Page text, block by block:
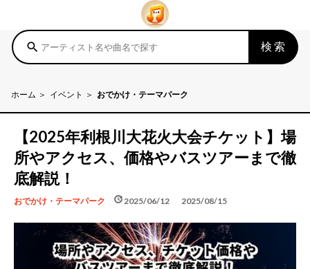
search 検索
ホーム イベント おでかけ・テーマパーク
【2025年利根川大花火大会チケット】場
所やアクセス、価格やバスツアーまで徹
底解説！
おでかけ・テーマパーク schedule 2025/06/12
update 2025/08/15